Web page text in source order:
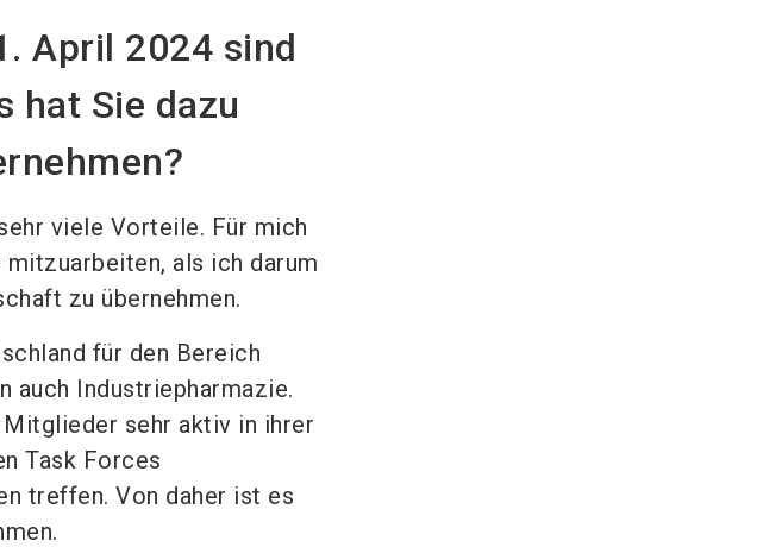
April 2024 sind
hat Sie dazu
viele Vorteile. Für mich
als ich darum
zu übernehmen.
für den Bereich
auch Industriepharmazie.
sehr aktiv in ihrer
Task Forces
treffen. Von daher ist es